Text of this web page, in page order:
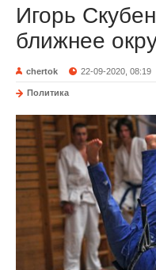
Игорь
ближнее
chertok 22-09-2020, 08:19
Политика